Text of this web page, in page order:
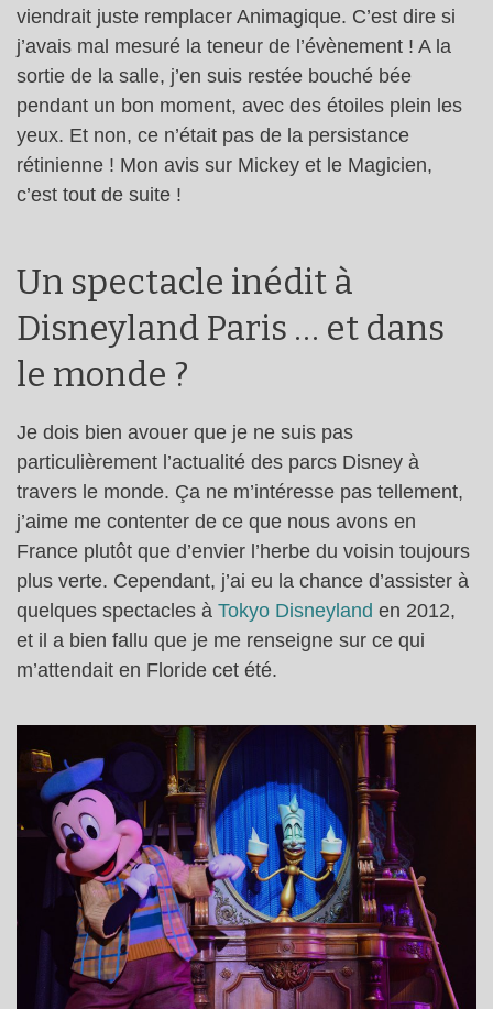
viendrait juste remplacer Animagique. C’est dire si
j’avais mal mesuré la teneur de l’évènement ! A la
sortie de la salle, j’en suis restée bouché bée
pendant un bon moment, avec des étoiles plein les
yeux. Et non, ce n’était pas de la persistance
rétinienne ! Mon avis sur Mickey et le Magicien,
c’est tout de suite !
Un spectacle inédit à
Disneyland Paris … et dans
le monde ?
Je dois bien avouer que je ne suis pas
particulièrement l’actualité des parcs Disney à
travers le monde. Ça ne m’intéresse pas tellement,
j’aime me contenter de ce que nous avons en
France plutôt que d’envier l’herbe du voisin toujours
plus verte. Cependant, j’ai eu la chance d’assister à
quelques spectacles à Tokyo Disneyland en 2012,
et il a bien fallu que je me renseigne sur ce qui
m’attendait en Floride cet été.